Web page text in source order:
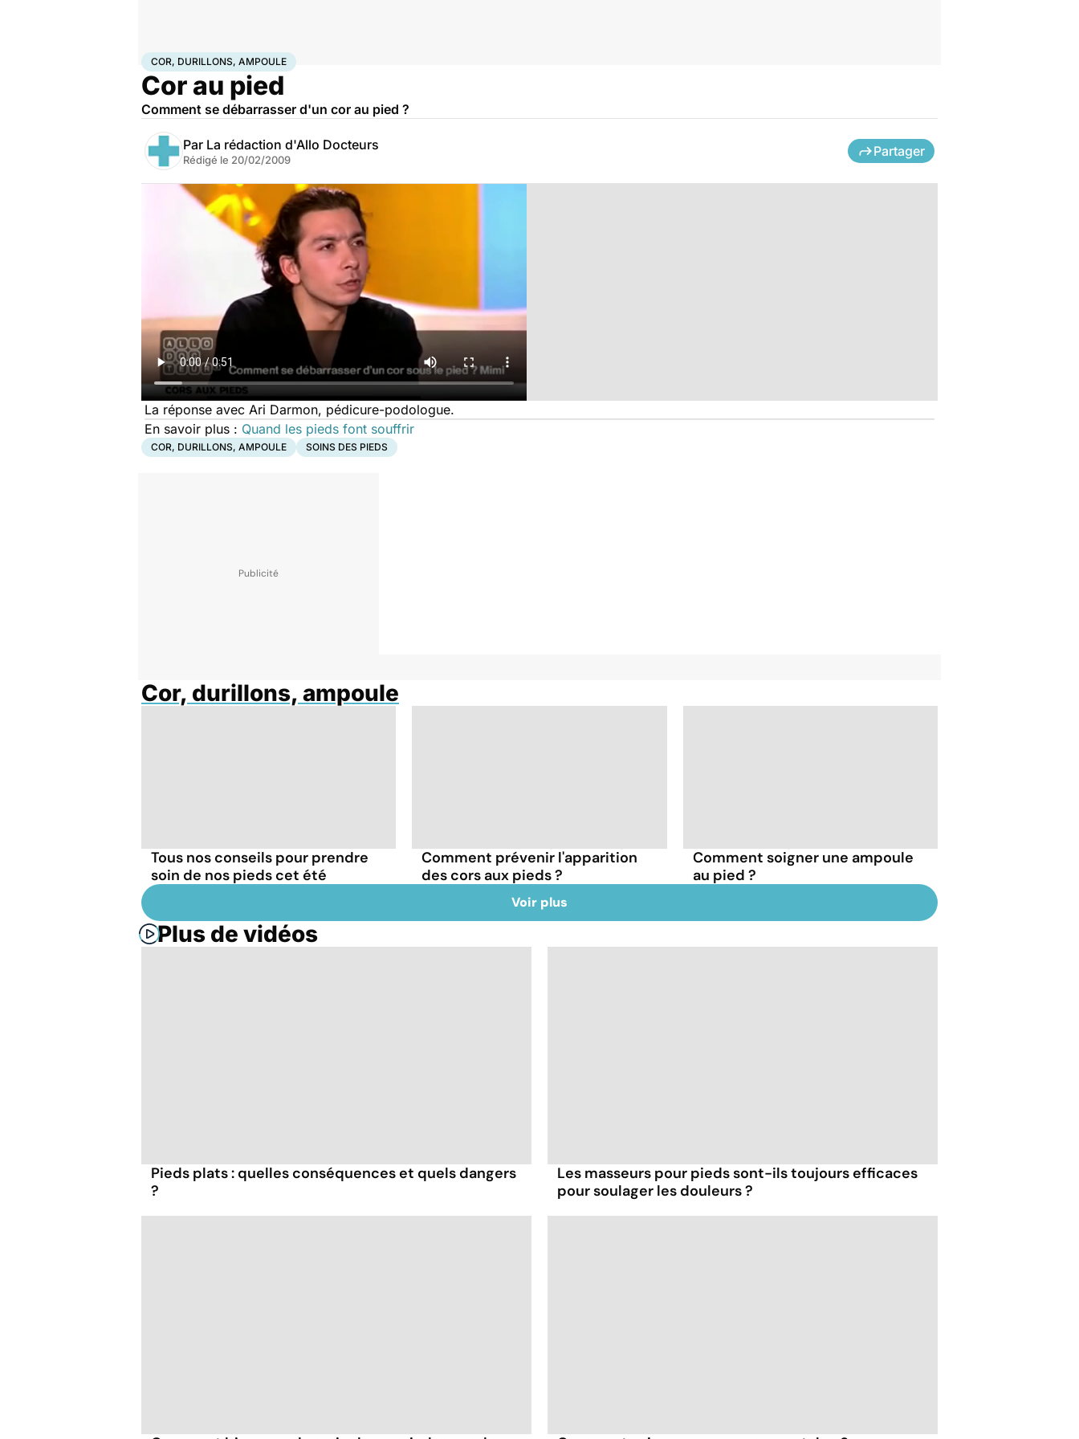
Accueil SantéCor, durillons, ampoule
COR, DURILLONS, AMPOULE
Cor au pied
Comment se débarrasser d'un cor au pied ?
Par La rédaction d'Allo Docteurs
Rédigé le 20/02/2009
Partager
La réponse avec Ari Darmon, pédicure-podologue.
En savoir plus : Quand les pieds font souffrir
COR, DURILLONS, AMPOULE SOINS DES PIEDS
Cor, durillons, ampoule
Tous nos conseils pour prendre
soin de nos pieds cet été
Comment prévenir l'apparition
des cors aux pieds ?
Comment soigner une ampoule
au pied ?
Voir plus
Plus de vidéos
Pieds plats : quelles conséquences et quels dangers
?
Les masseurs pour pieds sont-ils toujours efficaces
pour soulager les douleurs ?